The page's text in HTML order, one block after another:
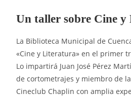
Un taller sobre Cine
La Biblioteca Municipal de
«Cine y Literatura» en el primer
Lo impartirá Juan José Pérez
de cortometrajes y miembro de
Cineclub Chaplin con amplia